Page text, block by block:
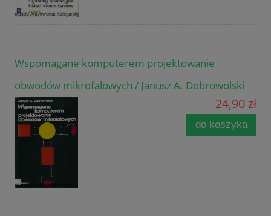
Wspomagane komputerem projektowanie
obwodów mikrofalowych / Janusz A. Dobrowolski
24,90 zł
do koszyka